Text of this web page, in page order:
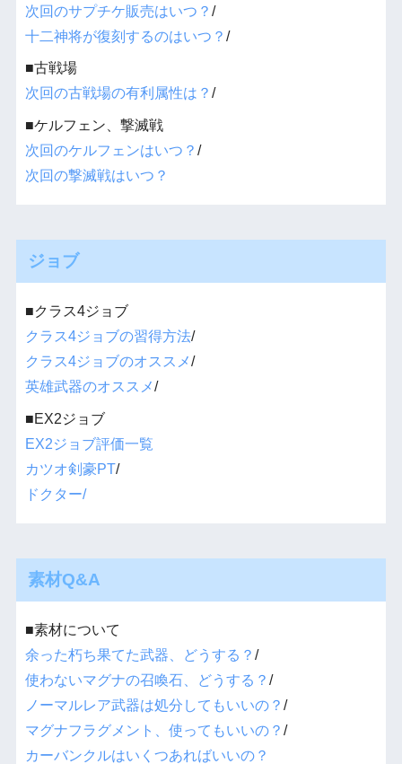
次回のサプチケ販売はいつ？ /
十二神将が復刻するのはいつ？ /
■古戦場
次回の古戦場の有利属性は？ /
■ケルフェン、撃滅戦
次回のケルフェンはいつ？ /
次回の撃滅戦はいつ？
ジョブ
■クラス4ジョブ
クラス4ジョブの習得方法/
クラス4ジョブのオススメ/
英雄武器のオススメ/
■EX2ジョブ
EX2ジョブ評価一覧
カツオ剣豪PT/
ドクター/
素材Q&A
■素材について
余った朽ち果てた武器、どうする？ /
使わないマグナの召喚石、どうする？ /
ノーマルレア武器は処分してもいいの？ /
マグナフラグメント、使ってもいいの？ /
カーバンクルはいくつあればいいの？